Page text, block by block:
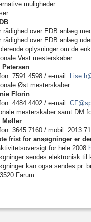
muligheder
rådighed over EDB anlæg
rådighed over EDB anlæg
oplysninger om de
Vest mesterskaber:
Petersen
7591 4598 / e-mail:
Øst mesterskaber:
Florin
4484 4402 / e-mail:
mesterskaber samt DM
Møller
3645 7160 / mobil: 2013
frist for ansøgninger er
for hele 2008
sendes elektronisk
kan også sendes pr.
Farum.